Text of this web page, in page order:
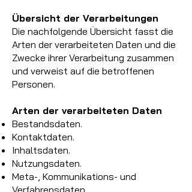
Übersicht der Verarbeitungen
Die nachfolgende Übersicht fasst die
Arten der verarbeiteten Daten und die
Zwecke ihrer Verarbeitung zusammen
und verweist auf die betroffenen
Personen.
Arten der verarbeiteten Daten
Bestandsdaten.
Kontaktdaten.
Inhaltsdaten.
Nutzungsdaten.
Meta-, Kommunikations- und